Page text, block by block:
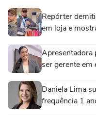
Repórter
em loja e
Apresentadora
ser gerente
Daniela Lima
frequência 1